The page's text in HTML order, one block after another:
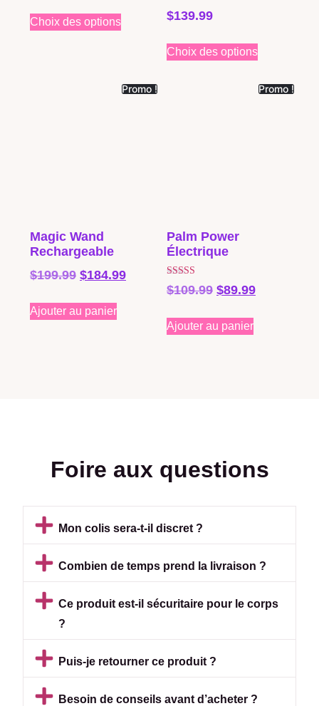
Choix des options
$139.99
Choix des options
Promo !
Magic Wand
Rechargeable
$199.99 $184.99
Ajouter au panier
Promo !
Palm Power
Électrique
Note
4.00
$109.99 $89.99
Ajouter au panier
Foire aux questions
Mon colis sera-t-il discret ?
Combien de temps prend la livraison ?
Ce produit est-il sécuritaire pour le corps
?
Puis-je retourner ce produit ?
Besoin de conseils avant d’acheter ?